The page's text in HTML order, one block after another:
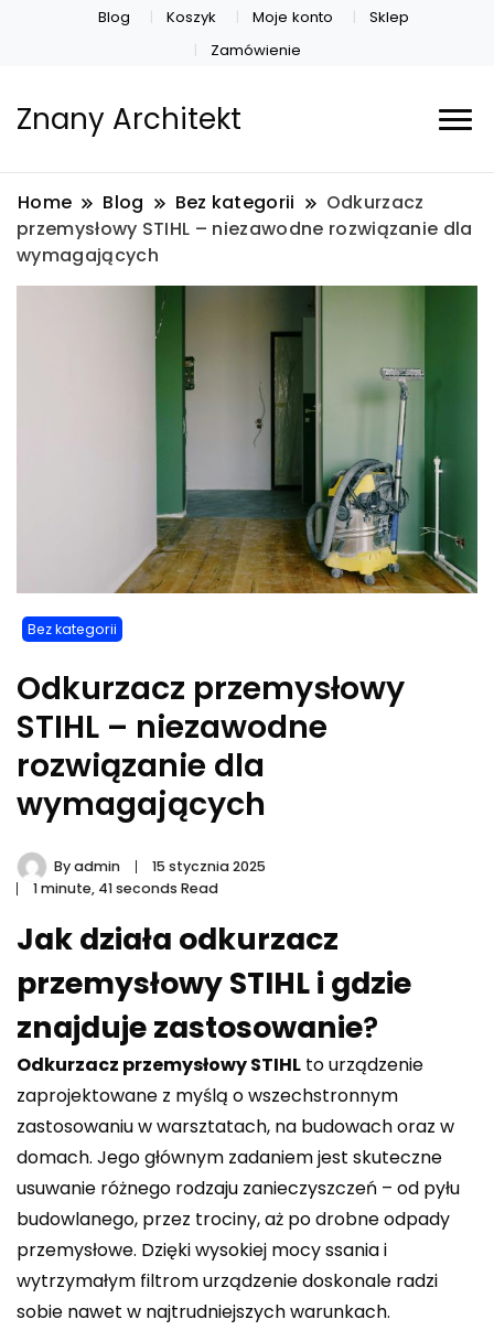
Blog Koszyk Moje konto
Sklep
Zamówienie
Znany Architekt
Home Blog Bez kategorii
Odkurzacz
przemysłowy STIHL – niezawodne rozwiązanie dla
wymagających
Bez kategorii
Odkurzacz przemysłowy
STIHL – niezawodne
rozwiązanie dla
wymagających
Byadmin
15 stycznia 2025
1 minute, 41 seconds Read
Jak działa odkurzacz
przemysłowy STIHL i gdzie
znajduje zastosowanie?
Odkurzacz przemysłowy STIHL to urządzenie
zaprojektowane z myślą o wszechstronnym
zastosowaniu w warsztatach, na budowach oraz w
domach. Jego głównym zadaniem jest skuteczne
usuwanie różnego rodzaju zanieczyszczeń – od pyłu
budowlanego, przez trociny, aż po drobne odpady
przemysłowe. Dzięki wysokiej mocy ssania i
wytrzymałym filtrom urządzenie doskonale radzi
sobie nawet w najtrudniejszych warunkach.